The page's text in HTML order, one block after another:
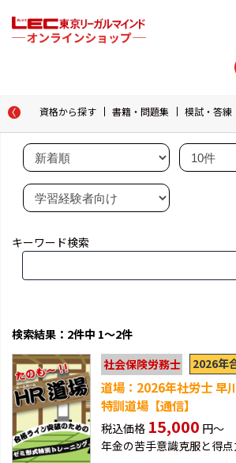
資格から探す 書籍・問題集 模試・答練
キーワード検索
検索結果：2件中 1～2件
社会保険労務士 2026年
道場：2026年社労士 早
特訓道場【通信】
税込価格 15,000 円～
年金の苦手意識克服と得点